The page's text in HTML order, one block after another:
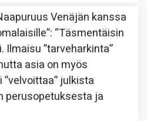
Venäjän kanssa
: “Täsmentäisin
”tarveharkinta”
asia on myös
julkista
perusopetuksesta ja